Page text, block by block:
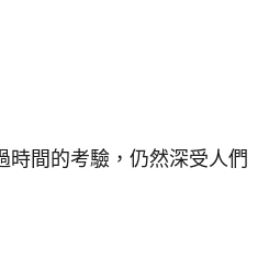
時間的考驗，仍然深受人們